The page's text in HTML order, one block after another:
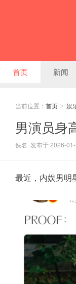
首页 新闻
当前位置： 首页 > 娱
男演员身
佚名 发布于 2026-
最近， 内娱男明